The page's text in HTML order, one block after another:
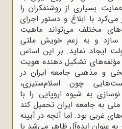
بسیاری از روشنفکران را
با ابلاغ و دستور اجرای
مختلف می‌تواند ماهیت
سازد و به زعم خویش ملتی
ایجاد نماید. بر این اساس
تشکیل دهنده هویت
و مذهبی جامعه ایران در
چون اسلام‌ستیزی،
به شیوه اروپایی را با
به جامعه ایران تحمیل کند
غربی بود. اما آنچه در آیینه
عنوان ایده‌آل ظاهر می‌شد با